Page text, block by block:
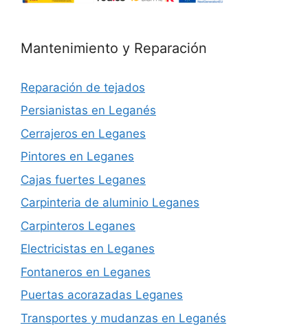
Mantenimiento y Reparación
Reparación de tejados
Persianistas en Leganés
Cerrajeros en Leganes
Pintores en Leganes
Cajas fuertes Leganes
Carpinteria de aluminio Leganes
Carpinteros Leganes
Electricistas en Leganes
Fontaneros en Leganes
Puertas acorazadas Leganes
Transportes y mudanzas en Leganés